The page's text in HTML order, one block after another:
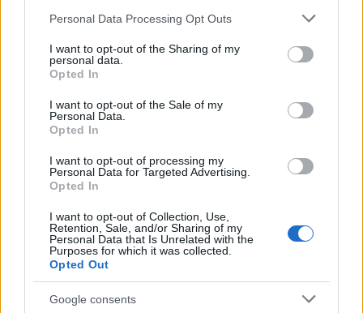
Please note that this website/app uses one or more Google
not limited to your visit or usage behaviour. You may click to
grant or deny consent to Google and its third-party tags to
use your data for below specified purposes in below Google
consent section.
Personal Data Processing Opt Outs
I want to opt-out of the Sharing of my
personal data.
Opted In
I want to opt-out of the Sale of my
Personal Data.
Opted In
I want to opt-out of processing my
Personal Data for Targeted Advertising.
Opted In
I want to opt-out of Collection, Use,
Retention, Sale, and/or Sharing of my
Personal Data that Is Unrelated with the
Purposes for which it was collected.
Opted Out
Google consents